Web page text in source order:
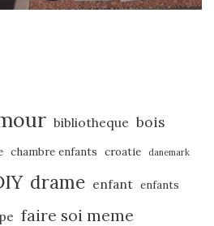
bibliotheque bois
chambre enfants croatie danemark
drame enfant enfants
faire soi meme